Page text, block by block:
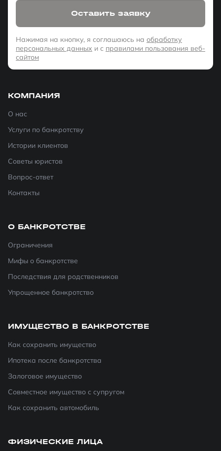
Оставить заявку
Нажимая на кнопку, я соглашаюсь на обработку
персональных данных и с правилами пользования веб-
сайтом
КОМПАНИЯ
О нас
Услуги по банкротству
Истории клиентов
Советы юристов
Вопрос-ответ
Контакты
О БАНКРОТСТВЕ
Ограничения
Мифы о банкротстве
Последствия для родственников
Упрощенное банкротство
ИМУЩЕСТВО В БАНКРОТСТВЕ
Как сохранить имущество
Ипотека после банкротства
Залоговое имущество
Совместное имущество с супругом
Как сохранить автомобиль
ФИЗИЧЕСКИЕ ЛИЦА